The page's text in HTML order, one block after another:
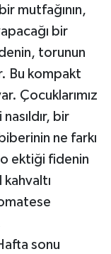
mutfağının,
bir
torunun
Bu kompakt
Çocuklarımız
bir
ne farkı
ektiği fidenin
kahvaltı
sonu